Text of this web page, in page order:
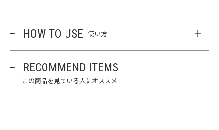
HOW TO USE 使い方
RECOMMEND ITEMS
この商品を見ている人にオススメ